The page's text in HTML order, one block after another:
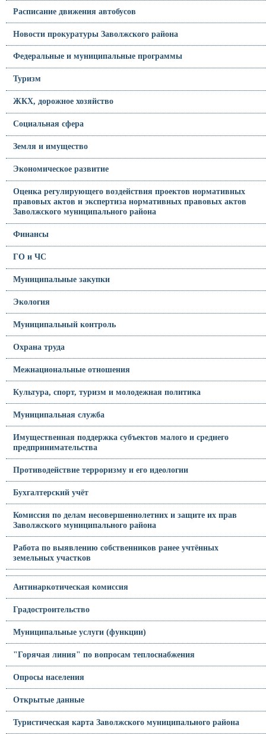
Расписание движения автобусов
Новости прокуратуры Заволжского района
Федеральные и муниципальные программы
Туризм
ЖКХ, дорожное хозяйство
Социальная сфера
Земля и имущество
Экономическое развитие
Оценка регулирующего воздействия проектов нормативных
правовых актов и экспертиза нормативных правовых актов
Заволжского муниципального района
Финансы
ГО и ЧС
Муниципальные закупки
Экология
Муниципальный контроль
Охрана труда
Межнациональные отношения
Культура, спорт, туризм и молодежная политика
Муниципальная служба
Имущественная поддержка субъектов малого и среднего
предпринимательства
Противодействие терроризму и его идеологии
Бухгалтерский учёт
Комиссия по делам несовершеннолетних и защите их прав
Заволжского муниципального района
Работа по выявлению собственников ранее учтённых
земельных участков
Антинаркотическая комиссия
Градостроительство
Муниципальные услуги (функции)
"Горячая линия" по вопросам теплоснабжения
Опросы населения
Открытые данные
Туристическая карта Заволжского муниципального района